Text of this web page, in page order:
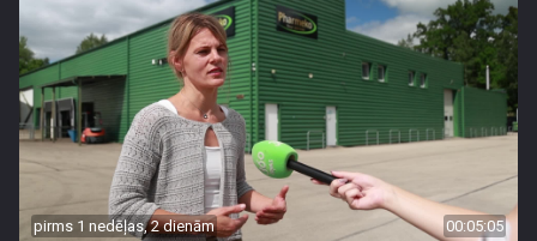
pirms 1 nedēļas, 2 dienām 00:05:05